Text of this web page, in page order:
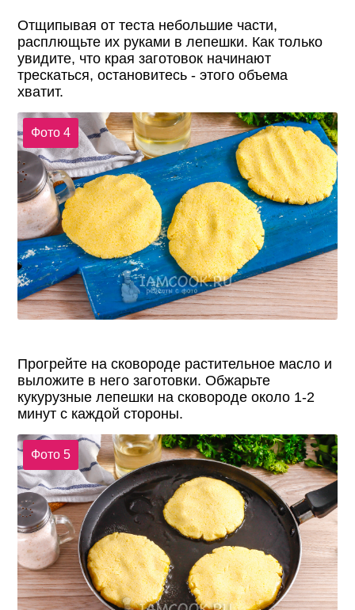
Отщипывая от теста небольшие части,
расплющьте их руками в лепешки. Как только
увидите, что края заготовок начинают
трескаться, остановитесь - этого объема
хватит.
Фото 4
Прогрейте на сковороде растительное масло и
выложите в него заготовки. Обжарьте
кукурузные лепешки на сковороде около 1-2
минут с каждой стороны.
Фото 5